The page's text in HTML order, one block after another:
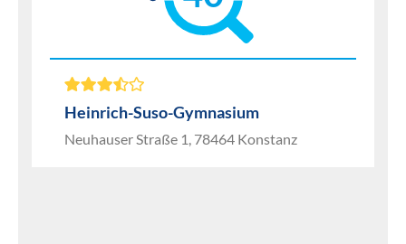
Heinrich-Suso-Gymnasium
Neuhauser Straße 1, 78464 Konstanz